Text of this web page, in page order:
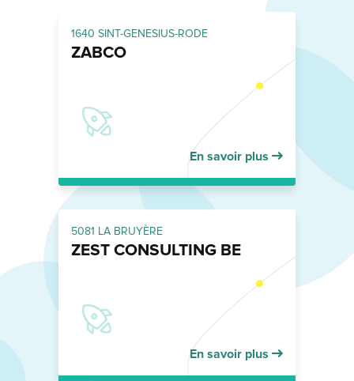
1640 SINT-GENESIUS-RODE
ZABCO
En savoir plus
5081 LA BRUYÈRE
ZEST CONSULTING BE
En savoir plus